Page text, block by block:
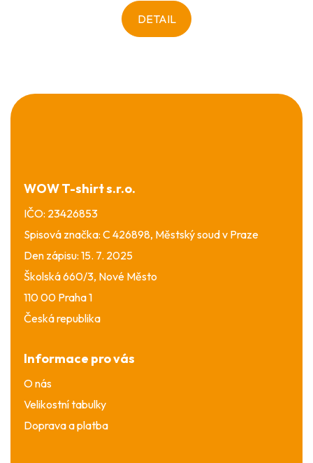
DETAIL
Z
á
WOW T-shirt s.r.o.
IČO: 23426853
Spisová značka: C 426898, Městský soud v Praze
Den zápisu: 15. 7. 2025
Školská 660/3, Nové Město
110 00 Praha 1
Česká republika
Informace pro vás
O nás
Velikostní tabulky
Doprava a platba